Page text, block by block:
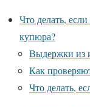
Что делать,
купюра?
Выдержки из
Как
Что делать,